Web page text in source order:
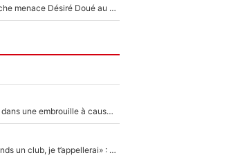
Le transfert de Maghnes Akliouche menace Désiré Doué au PSG : «Je valide à 200%»
«Détester à vie», Stéphane Guy dans une embrouille à cause du PSG !
Mercato - OM - «Dès que je prends un club, je t’appellerai» : La promesse de Marcelino au moment de claquer la porte